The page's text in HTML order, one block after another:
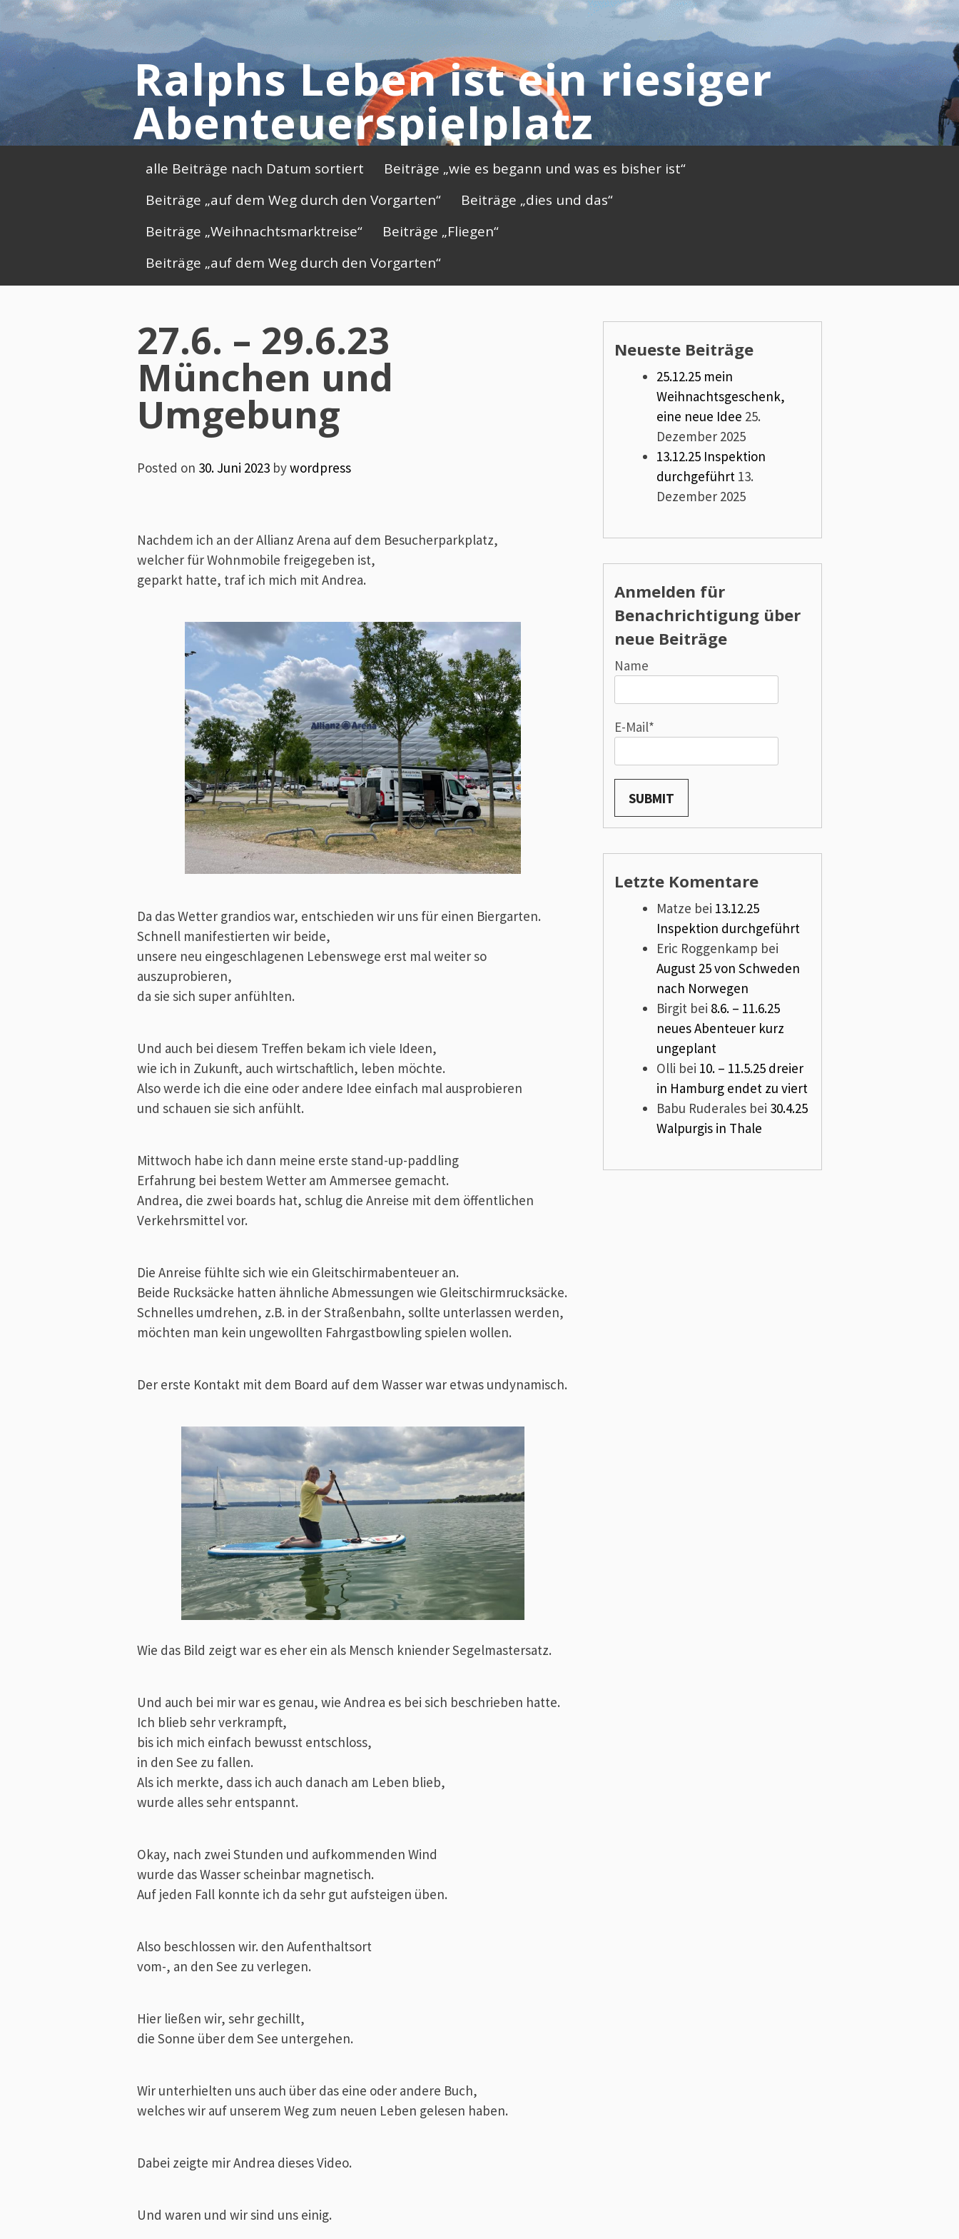
Skip
to
content
Ralphs Leben ist ein riesiger
Abenteuerspielplatz
Primary
Menu
alle Beiträge nach Datum sortiert
Beiträge „wie es begann und was es bisher ist“
Beiträge „auf dem Weg durch den Vorgarten“
Beiträge „dies und das“
Beiträge „Weihnachtsmarktreise“
Beiträge „Fliegen“
Beiträge „auf dem Weg durch den Vorgarten“
27.6. – 29.6.23
München und
Umgebung
Posted on 30. Juni 2023 bywordpress
Nachdem ich an der Allianz Arena auf dem Besucherparkplatz,
welcher für Wohnmobile freigegeben ist,
geparkt hatte, traf ich mich mit Andrea.
Da das Wetter grandios war, entschieden wir uns für einen Biergarten.
Schnell manifestierten wir beide,
unsere neu eingeschlagenen Lebenswege erst mal weiter so
auszuprobieren,
da sie sich super anfühlten.
Und auch bei diesem Treffen bekam ich viele Ideen,
wie ich in Zukunft, auch wirtschaftlich, leben möchte.
Also werde ich die eine oder andere Idee einfach mal ausprobieren
und schauen sie sich anfühlt.
Mittwoch habe ich dann meine erste stand-up-paddling
Erfahrung bei bestem Wetter am Ammersee gemacht.
Andrea, die zwei boards hat, schlug die Anreise mit dem öffentlichen
Verkehrsmittel vor.
Die Anreise fühlte sich wie ein Gleitschirmabenteuer an.
Beide Rucksäcke hatten ähnliche Abmessungen wie Gleitschirmrucksäcke.
Schnelles umdrehen, z.B. in der Straßenbahn, sollte unterlassen werden,
möchten man kein ungewollten Fahrgastbowling spielen wollen.
Der erste Kontakt mit dem Board auf dem Wasser war etwas undynamisch.
Wie das Bild zeigt war es eher ein als Mensch kniender Segelmastersatz.
Und auch bei mir war es genau, wie Andrea es bei sich beschrieben hatte.
Ich blieb sehr verkrampft,
bis ich mich einfach bewusst entschloss,
in den See zu fallen.
Als ich merkte, dass ich auch danach am Leben blieb,
wurde alles sehr entspannt.
Okay, nach zwei Stunden und aufkommenden Wind
wurde das Wasser scheinbar magnetisch.
Auf jeden Fall konnte ich da sehr gut aufsteigen üben.
Also beschlossen wir. den Aufenthaltsort
vom-, an den See zu verlegen.
Hier ließen wir, sehr gechillt,
die Sonne über dem See untergehen.
Wir unterhielten uns auch über das eine oder andere Buch,
welches wir auf unserem Weg zum neuen Leben gelesen haben.
Dabei zeigte mir Andrea dieses Video.
Und waren und wir sind uns einig.
Neueste Beiträge
25.12.25 mein
Weihnachtsgeschenk,
eine neue Idee 25.
Dezember 2025
13.12.25 Inspektion
durchgeführt 13.
Dezember 2025
Anmelden für
Benachrichtigung über
neue Beiträge
Name
E-Mail*
Letzte Komentare
Matze bei 13.12.25
Inspektion durchgeführt
Eric Roggenkamp bei
August 25 von Schweden
nach Norwegen
Birgitbei 8.6. – 11.6.25
neues Abenteuer kurz
ungeplant
Olli bei 10. – 11.5.25 dreier
in Hamburg endet zu viert
Babu Ruderalesbei 30.4.25
Walpurgis in Thale